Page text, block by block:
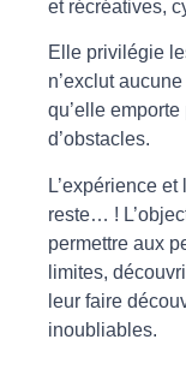
et récréatives,
Elle privilégie
n’exclut
qu’elle
d’obstacles.
L’expérience
reste… !
permettre aux
limites,
leur faire
inoubliables.